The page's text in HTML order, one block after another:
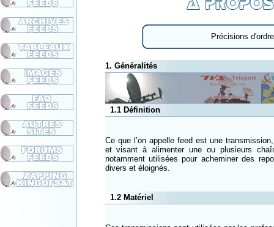
Précisions
1. Généralités
1.1 Définition
Ce que l’on appelle feed est une
et visant à alimenter une ou plusieurs
notamment utilisées pour acheminer des
divers et éloignés.
1.2 Matériel